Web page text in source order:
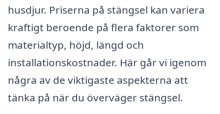
husdjur. Priserna på stängsel kan variera
kraftigt beroende på flera faktorer som
materialtyp, höjd, längd och
installationskostnader. Här går vi igenom
några av de viktigaste aspekterna att
tänka på när du överväger stängsel.